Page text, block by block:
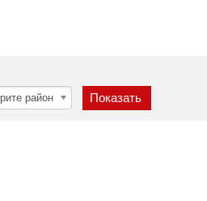
район